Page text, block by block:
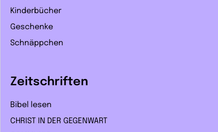
Kinderbücher
Geschenke
Schnäppchen
Zeitschriften
Bibel lesen
CHRIST IN DER GEGENWART